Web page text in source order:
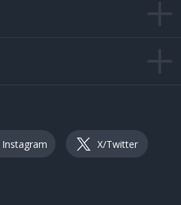
Instagram X/Twitter